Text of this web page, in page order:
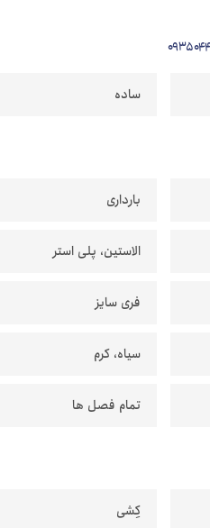
ساده
بارداری
الاستین، پلی استر
فری سایز
سیاه، کرم
تمام فصل ها
کِشی